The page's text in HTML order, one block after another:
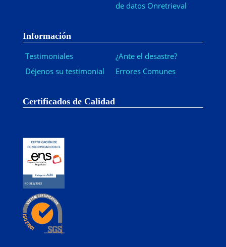
de datos Onretrieval
Información
Testimoniales
Déjenos su testimonial
¿Ante el desastre?
Errores Comunes
Certificados de Calidad